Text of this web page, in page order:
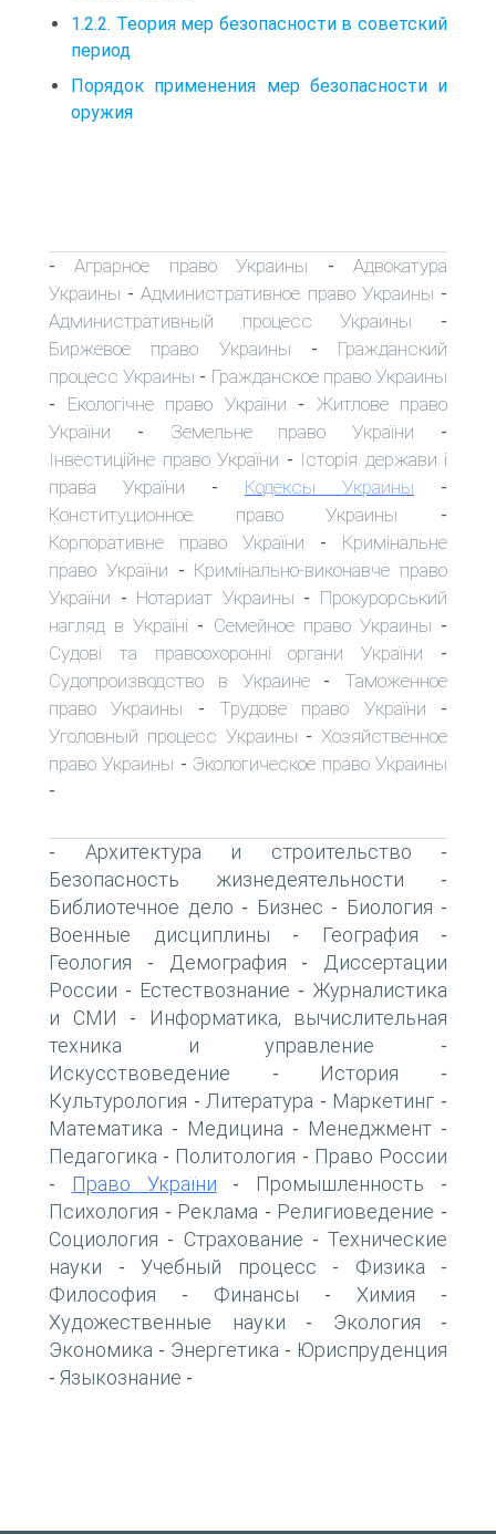
1.2.2. Теория мер безопасности в советский
период
Порядок применения мер безопасности и
оружия
-Аграрное право Украины -Адвокатура
Украины -Административное право Украины -
Административный процесс Украины -
Биржевое право Украины - Гражданский
процесс Украины - Гражданское право Украины
- Екологічне право України - Житлове право
України - Земельне право України -
Інвестиційне право України - Історія держави і
права України - Кодексы Украины -
Конституционное право Украины -
Корпоративне право України - Кримінальне
право України - Кримінально-виконавче право
України - Нотариат Украины - Прокурорський
нагляд в Україні - Семейное право Украины -
Судові та правоохоронні органи України -
Судопроизводство в Украине- Таможенное
право Украины - Трудове право України -
Уголовный процесс Украины - Хозяйственное
право Украины - Экологическое право Украины
-
- Архитектура и строительство -
Безопасность жизнедеятельности -
Библиотечное дело - Бизнес - Биология -
Военные дисциплины - География -
Геология - Демография -
Диссертации
России - Естествознание - Журналистика
и СМИ -
Информатика, вычислительная
техника и управление -
Искусствоведение - История -
Культурология - Литература - Маркетинг -
Математика - Медицина - Менеджмент -
Педагогика - Политология - Право России
- Право України - Промышленность -
Психология - Реклама - Религиоведение -
Социология - Страхование - Технические
науки - Учебный процесс - Физика -
Философия - Финансы - Химия -
Художественные науки - Экология -
Экономика - Энергетика - Юриспруденция
- Языкознание -